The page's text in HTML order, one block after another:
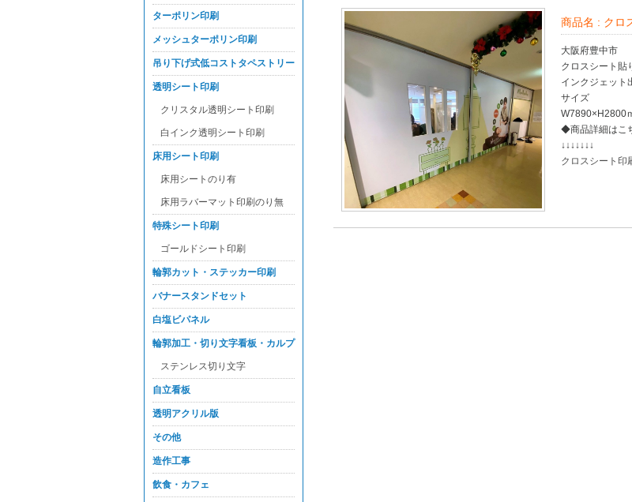
商品名 : クロ
大阪府豊中市
クロスシート貼
インクジェット
サイズ
W7890×H2800
◆商品詳細はこ
↓↓↓↓↓↓↓
クロスシート印
ターポリン印刷
メッシュターポリン印刷
吊り下げ式低コストタペストリー
透明シート印刷
クリスタル透明シート印刷
白インク透明シート印刷
床用シート印刷
床用シートのり有
床用ラバーマット印刷のり無
特殊シート印刷
ゴールドシート印刷
輪郭カット・ステッカー印刷
バナースタンドセット
白塩ビパネル
輪郭加工・切り文字看板・カルプ
ステンレス切り文字
自立看板
透明アクリル版
その他
造作工事
飲食・カフェ